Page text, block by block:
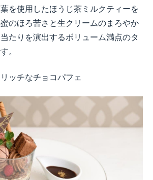
を使用したほうじ茶ミルクティーを
のほろ苦さと生クリームのまろやか
たりを演出するボリューム満点のタ
。
ッチなチョコパフェ